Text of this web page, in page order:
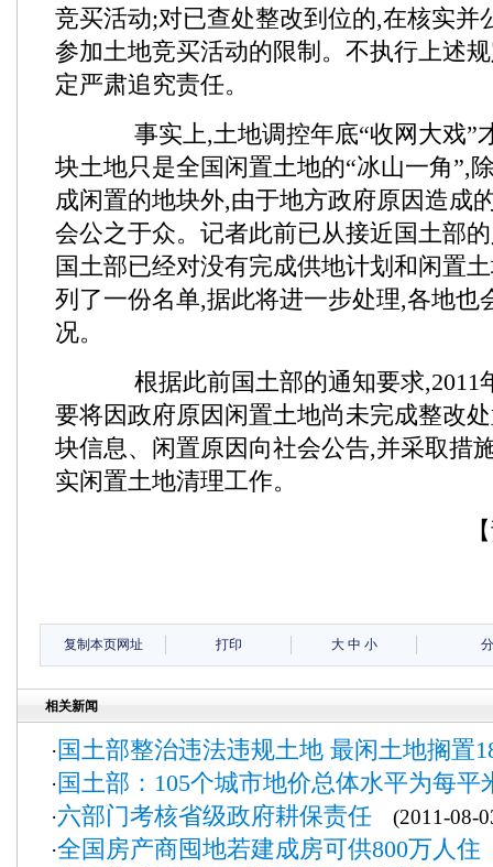
竞买活动;对已查处整改到位的,在核实并
参加土地竞买活动的限制。不执行上述
定严肃追究责任。
事实上,土地调控年底“收网大戏”
块土地只是全国闲置土地的“冰山一角”,
成闲置的地块外,由于地方政府原因造成
会公之于众。记者此前已从接近国土部
国土部已经对没有完成供地计划和闲置
列了一份名单,据此将进一步处理,各地也
况。
根据此前国土部的通知要求,2011
要将因政府原因闲置土地尚未完成整改
块信息、闲置原因向社会公告,并采取措
实闲置土地清理工作。
复制本页网址 打印 大 中 小
相关新闻
·国土部整治违法违规土地 最闲土地搁置
·国土部：105个城市地价总体水平为每平
·六部门考核省级政府耕保责任 (2011-08-
·全国房产商囤地若建成房可供800万人住